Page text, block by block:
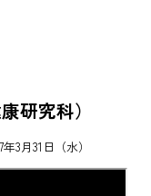
研究科）
3月31日（水）